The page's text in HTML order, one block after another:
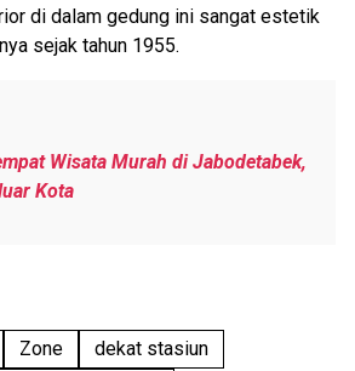
di dalam gedung ini sangat estetik
sejak tahun 1955.
Wisata Murah di Jabodetabek,
Kota
Zone
dekat stasiun